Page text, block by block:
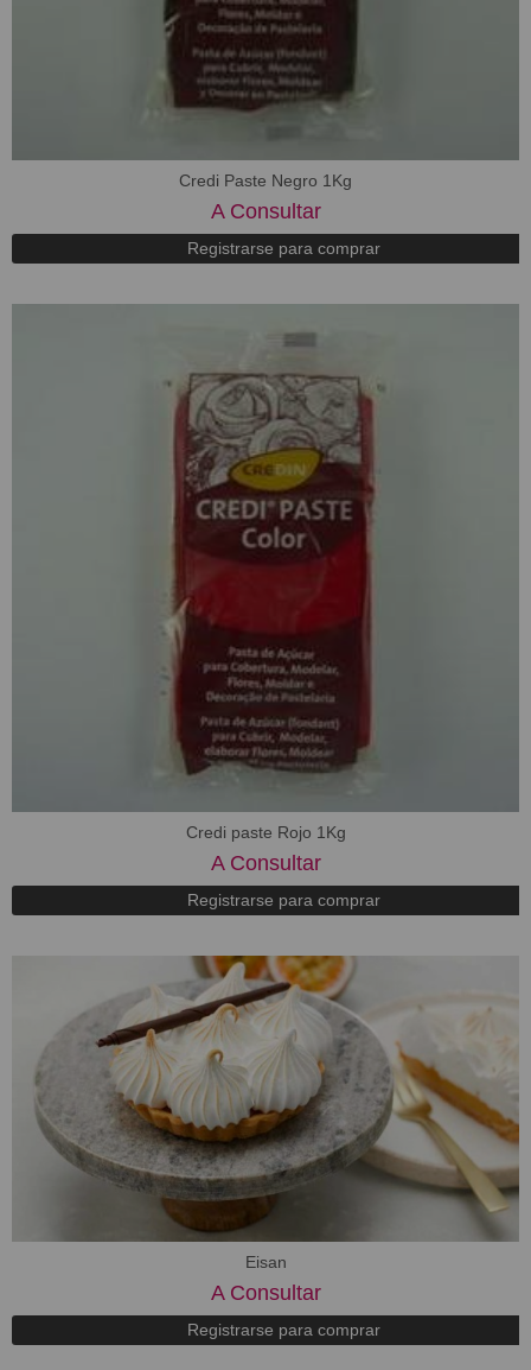
Credi Paste Negro 1Kg
A Consultar
Registrarse para comprar
Credi paste Rojo 1Kg
A Consultar
Registrarse para comprar
Eisan
A Consultar
Registrarse para comprar